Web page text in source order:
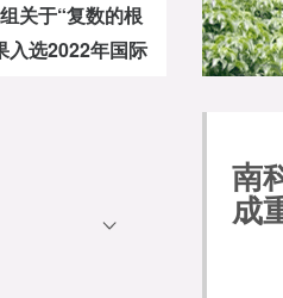
关于“复数的根
入选2022年国际
心元团队在立
域中取得重要进
南
成